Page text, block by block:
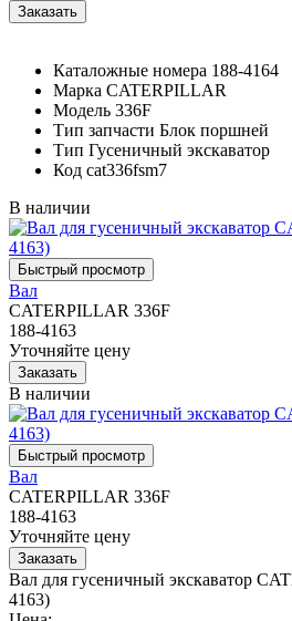
Каталожные номера 188-4164
Марка CATERPILLAR
Модель 336F
Тип запчасти Блок поршней
Тип Гусеничный экскаватор
Код cat336fsm7
В наличии
Вал
CATERPILLAR 336F
188-4163
Уточняйте цену
В наличии
Вал
CATERPILLAR 336F
188-4163
Уточняйте цену
Вал для гусеничный экскаватор
4163)